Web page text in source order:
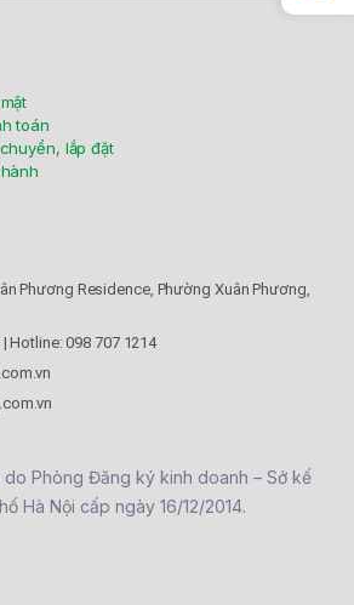
toán
lắp đặt
Phương Residence, Phường Xuân Phương,
Hotline: 098 707 1214
do Phòng Đăng ký kinh doanh – Sở kế
Hà Nội cấp ngày 16/12/2014.